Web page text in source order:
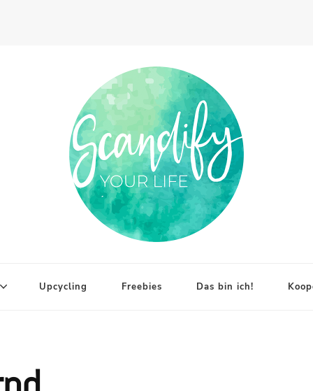
Upcycling Freebies Das bin ich!